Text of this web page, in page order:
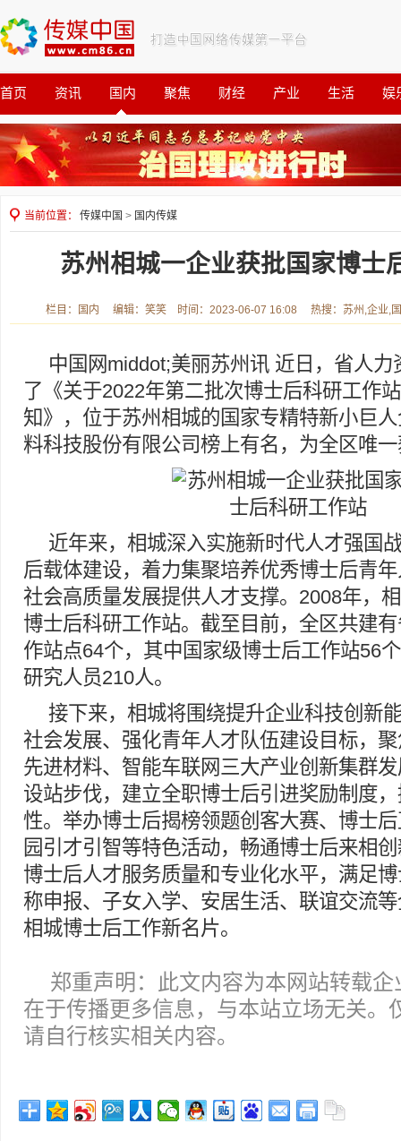
首页 资讯 国内 聚焦 财经 产业 生活 娱
观察 公益
当前位置： 传媒中国 > 国内传媒
苏州相城一企业获批国家博士
栏目：国内 编辑：笑笑 时间：2023-06-07 16:08 热搜：苏州,企业,
中国网middot;美丽苏州讯 近日，省人
了《关于2022年第二批次博士后科研工作
知》，位于苏州相城的国家专精特新小巨
料科技股份有限公司榜上有名，为全区唯
近年来，相城深入实施新时代人才强国
后载体建设，着力集聚培养优秀博士后青
社会高质量发展提供人才支撑。2008年，
博士后科研工作站。截至目前，全区共建
作站点64个，其中国家级博士后工作站56
研究人员210人。
接下来，相城将围绕提升企业科技创新
社会发展、强化青年人才队伍建设目标，
先进材料、智能车联网三大产业创新集群
设站步伐，建立全职博士后引进奖励制度
性。举办博士后揭榜领题创客大赛、博士
园引才引智等特色活动，畅通博士后来相
博士后人才服务质量和专业化水平，满足
称申报、子女入学、安居生活、联谊交流
相城博士后工作新名片。
郑重声明：此文内容为本网站转载
在于传播更多信息，与本站立场无关。
请自行核实相关内容。